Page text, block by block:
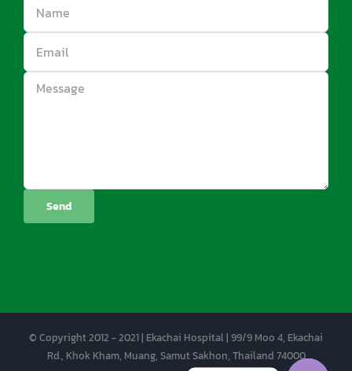
© Copyright 2012 - 2021 | Ekachai Hospital | 99/9 Moo 4, Ekachai
Rd., Khok Kham, Muang, Samut Sakhon, Thailand 74000